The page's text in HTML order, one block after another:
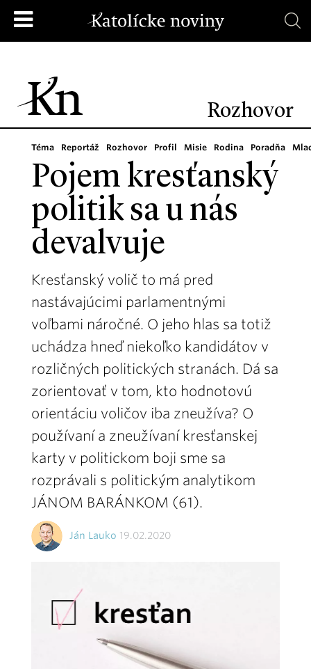
Rozhovor
Téma Reportáž Rozhovor Profil Misie Rodina Poradňa
Pojem kresťanský
politik sa u nás
devalvuje
Kresťanský volič to má pred
nastávajúcimi parlamentnými
voľbami náročné. O jeho hlas sa totiž
uchádza hneď niekoľko kandidátov v
rozličných politických stranách. Dá sa
zorientovať v tom, kto hodnotovú
orientáciu voličov iba zneužíva? O
používaní a zneužívaní kresťanskej
karty v politickom boji sme sa
rozprávali s politickým analytikom
JÁNOM BARÁNKOM (61).
Ján Lauko 19.02.2020